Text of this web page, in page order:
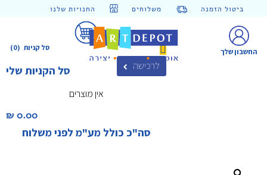
ביטול הזמנה משלוחים החנויות שלנו
(0) סל קניות
סל הקניות שלי לרכישה
אין מוצרים
0.00 ₪‎
סה"כ כולל מע"מ לפני משלוח
החשבון שלך